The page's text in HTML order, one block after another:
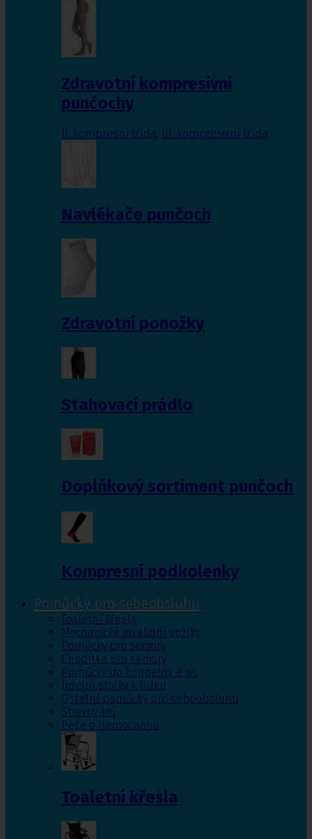
Zdravotní kompresivní
punčochy
II. kompresní třída III. kompresivní třída
Navlékače punčoch
Zdravotní ponožky
Stahovací prádlo
Doplňkový sortiment punčoch
Kompresní podkolenky
Pomůcky pro sebeobsluhu
Toaletní křesla
Mechanické invalidní vozíky
Pomůcky pro seniory
Chodítka pro seniory
Pomůcky do koupelny a wc
Jídelní stolky k lůžku
Ostatní pomůcky pro sebeobsluhu
Stravování
Péče o nemocného
Toaletní křesla